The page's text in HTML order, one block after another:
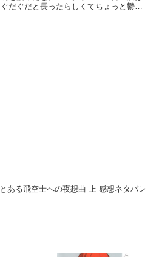
ぐだぐだと長ったらしくてちょっと鬱陶
とある飛空士への夜想曲 上 感想ネタバレ